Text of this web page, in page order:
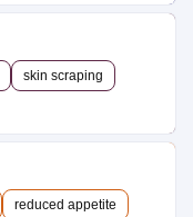
skin scraping
reduced appetite